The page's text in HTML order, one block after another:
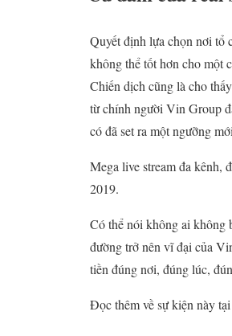
Quyết định lựa chọn nơi tổ
không thể tốt hơn cho một
Chiến dịch cũng là cho
từ chính người Vin Group
có đã set ra một ngưỡng
Mega live stream đa kênh,
2019.
Có thể nói không ai không
đường trở nên vĩ đại của
tiền đúng nơi, đúng lúc,
Đọc thêm về sự kiện này